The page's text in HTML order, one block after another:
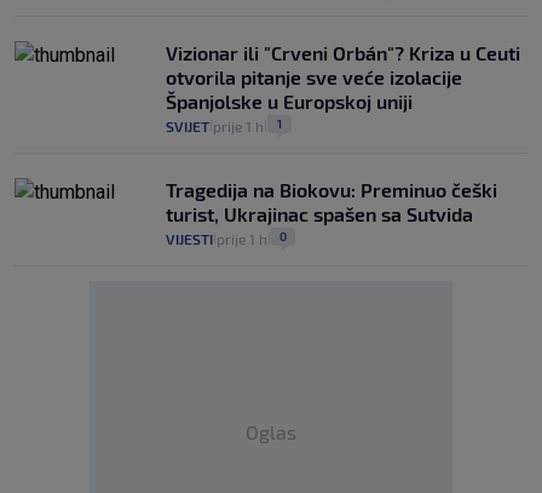
Vizionar ili "Crveni Orbán"? Kriza u Ceuti
otvorila pitanje sve veće izolacije
Španjolske u Europskoj uniji
SVIJET prije 1 h 1
Tragedija na Biokovu: Preminuo češki
turist, Ukrajinac spašen sa Sutvida
VIJESTI prije 1 h 0
Oglas